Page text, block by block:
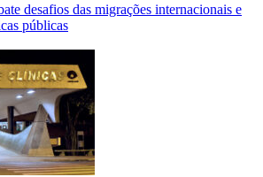
desafios das migrações internacionais e
públicas